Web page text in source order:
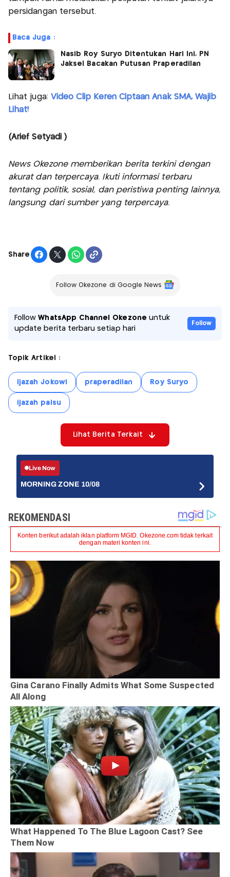
persidangan tersebut.
Baca Juga :
Nasib Roy Suryo Ditentukan Hari Ini, PN
Jaksel Bacakan Putusan Praperadilan
Lihat juga: Video Clip Keren Ciptaan Anak SMA, Wajib
Lihat!
(Arief Setyadi )
News Okezone memberikan berita terkini dengan
akurat dan terpercaya. Ikuti informasi terbaru
tentang politik, sosial, dan peristiwa penting lainnya,
langsung dari sumber yang terpercaya.
Share
Follow Okezone di Google News
FollowWhatsApp Channel Okezone untuk
update berita terbaru setiap hari
Follow
Topik Artikel :
Ijazah Jokowi praperadilan Roy Suryo
ijazah palsu
Lihat Berita Terkait
Live Now
MORNING ZONE 10/08